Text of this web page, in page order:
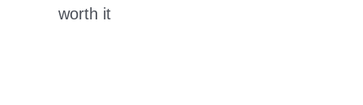
worth it